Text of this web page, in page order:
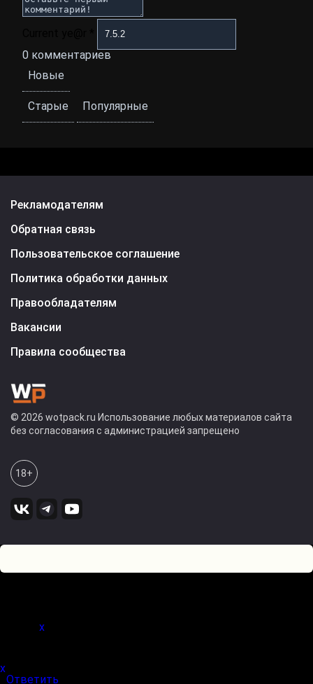
0 комментариев
Новые
Старые Популярные
Рекламодателям
Обратная связь
Пользовательское соглашение
Политика обработки данных
Правообладателям
Вакансии
Правила сообщества
© 2026 wotpack.ru Использование любых материалов сайта
без согласования с администрацией запрещено
18+
x
x
Ответить